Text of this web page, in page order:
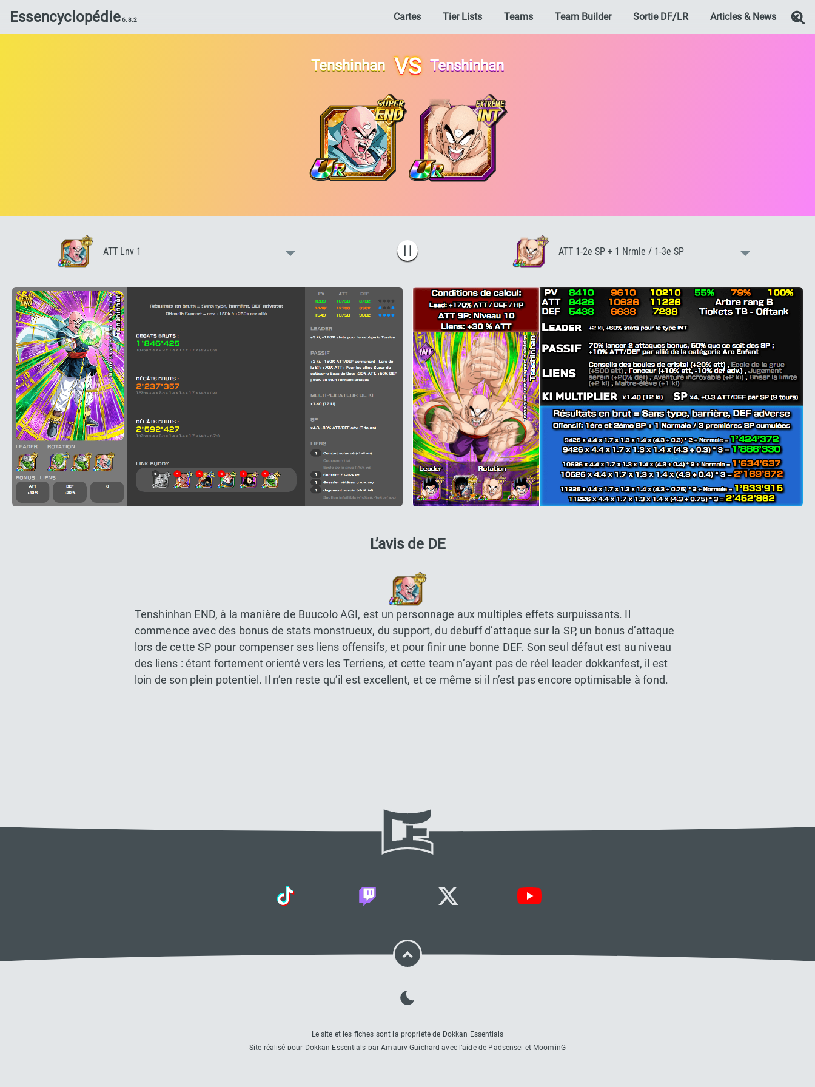
Essencyclopédie Cartes Tier Lists Teams Team Builder Sortie DF/LR Articles & News
Tenshinhan VS Tenshinhan
| |
L’avis de DE
Tenshinhan END, à la manière de Buucolo AGI, est un personnage aux multiples effets surpuissants. Il
commence avec des bonus de stats monstrueux, du support, du debuff d’attaque sur la SP, un bonus d’attaque
lors de cette SP pour compenser ses liens offensifs, et pour finir une bonne DEF. Son seul défaut est au niveau
des liens : étant fortement orienté vers les Terriens, et cette team n’ayant pas de réel leader dokkanfest, il est
loin de son plein potentiel. Il n’en reste qu’il est excellent, et ce même si il n’est pas encore optimisable à fond.
Le site et les fiches sont la propriété de Dokkan Essentials
Site réalisé pour Dokkan Essentials par Amaury Guichard avec l’aide de Padsensei et MoominG